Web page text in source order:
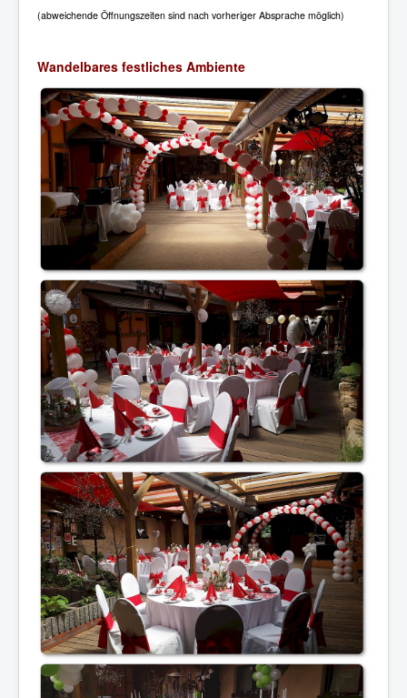
(abweichende Öffnungszeiten sind nach vorheriger Absprache möglich)
Wandelbares festliches Ambiente